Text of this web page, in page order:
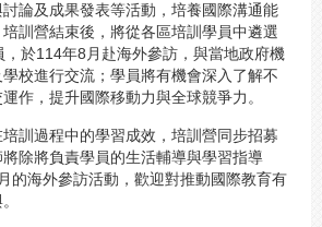
論及成果發表等活動，培養國際溝通能
訓營結束後，將從各區培訓學員中遴選
於114年8月赴海外參訪，與當地政府機
校進行交流；學員將有機會深入了解不
作，提升國際移動力與全球競爭力。
訓過程中的學習成效，培訓營同步招募
除將負責學員的生活輔導與學習指導
的海外參訪活動，歡迎對推動國際教育有